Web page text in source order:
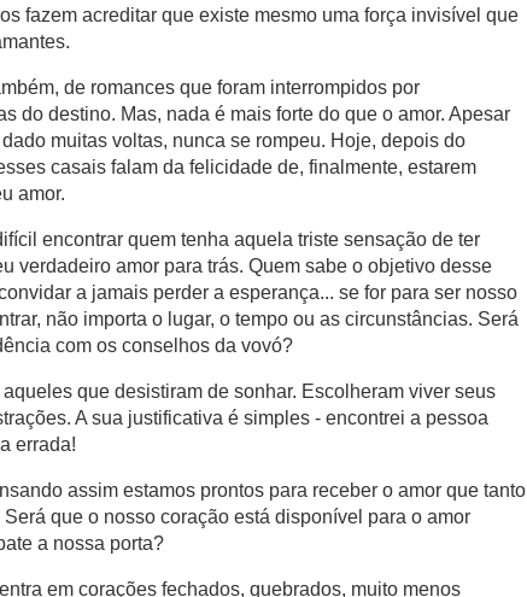
fazem acreditar que existe mesmo uma força invisível que
de romances que foram interrompidos por
do destino. Mas, nada é mais forte do que o amor. Apesar
muitas voltas, nunca se rompeu. Hoje, depois do
casais falam da felicidade de, finalmente, estarem
amor.
encontrar quem tenha aquela triste sensação de ter
verdadeiro amor para trás. Quem sabe o objetivo desse
a jamais perder a esperança... se for para ser nosso
não importa o lugar, o tempo ou as circunstâncias. Será
com os conselhos da vovó?
que desistiram de sonhar. Escolheram viver seus
A sua justificativa é simples - encontrei a pessoa
errada!
assim estamos prontos para receber o amor que tanto
que o nosso coração está disponível para o amor
a nossa porta?
em corações fechados, quebrados, muito menos